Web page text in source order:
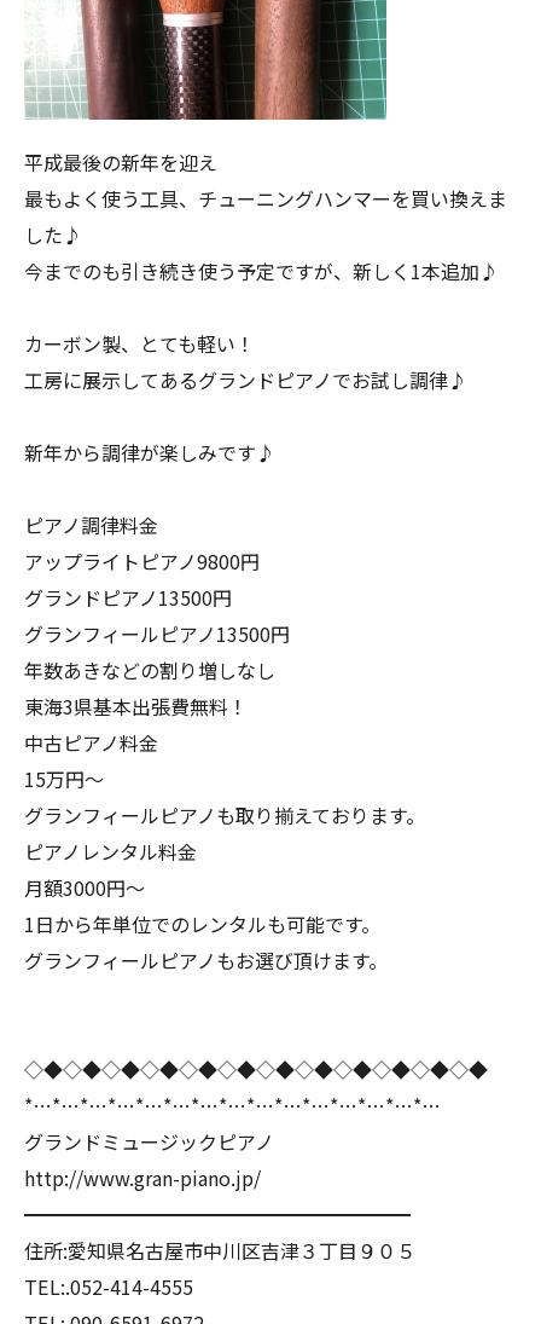
平成最後の新年を迎え
最もよく使う工具、チューニングハンマーを買い換えま
した♪
今までのも引き続き使う予定ですが、新しく1本追加♪
カーボン製、とても軽い！
工房に展示してあるグランドピアノでお試し調律♪
新年から調律が楽しみです♪
ピアノ調律料金
アップライトピアノ9800円
グランドピアノ13500円
グランフィールピアノ13500円
年数あきなどの割り増しなし
東海3県基本出張費無料！
中古ピアノ料金
15万円〜
グランフィールピアノも取り揃えております。
ピアノレンタル料金
月額3000円〜
1日から年単位でのレンタルも可能です。
グランフィールピアノもお選び頂けます。
◇◆◇◆◇◆◇◆◇◆◇◆◇◆◇◆◇◆◇◆◇◆◇◆
*…*…*…*…*…*…*…*…*…*…*…*…*…*…*…
グランドミュージックピアノ
http://www.gran-piano.jp/
━━━━━━━━━━━━━━━━━━━━
住所:愛知県名古屋市中川区吉津３丁目９０５
TEL:.052-414-4555